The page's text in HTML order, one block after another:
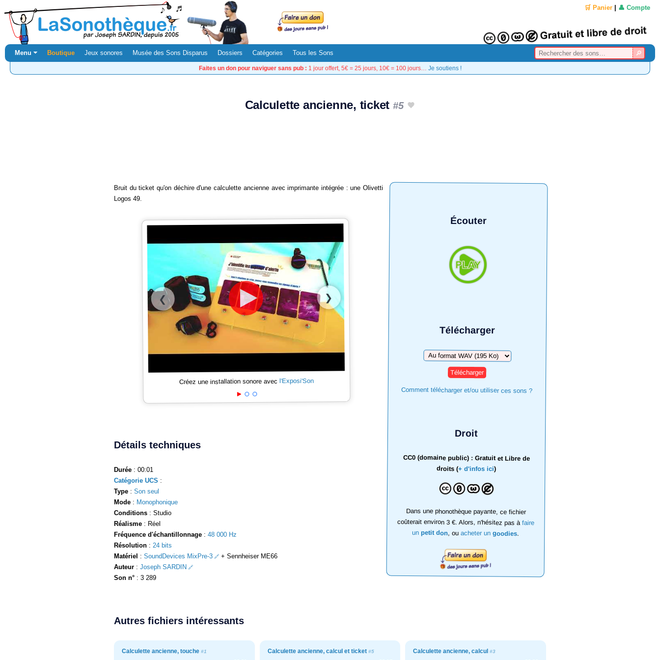
🛒 Panier 👤 Compte
Menu ⏷ Boutique Jeux sonores Musée des Sons Disparus Dossiers Catégories Tous les Sons
Faites un don pour naviguer sans pub : 1 jour offert, 5€ = 25 jours, 10€ = 100 jours… Je soutiens !
Calculette ancienne, ticket #5
Écouter
Télécharger
Télécharger
Comment télécharger et/ou utiliser ces sons ?
Droit
CC0 (domaine public) : Gratuit et Libre de
droits (+ d'infos ici)
Dans une phonothèque payante, ce fichier
coûterait environ 3 €. Alors, n'hésitez pas àfaire
un petit don, ouacheter ungoodies.
Bruit du ticket qu'on déchire d'une calculette ancienne avec imprimante intégrée : une Olivetti
Logos 49.
❮ ❯
Créez une installation sonore avecl'Exposi'Son
Détails techniques
Durée : 00:01
Catégorie UCS :
Type : Son seul
Mode : Monophonique
Conditions : Studio
Réalisme : Réel
Fréquence d'échantillonnage : 48 000 Hz
Résolution : 24 bits
Matériel : SoundDevices MixPre-3
+ Sennheiser ME66
Auteur : Joseph SARDIN
Son n° : 3 289
Autres fichiers intéressants
Calculette ancienne, touche #1 Calculette ancienne, calcul et ticket #5 Calculette ancienne, calcul#3